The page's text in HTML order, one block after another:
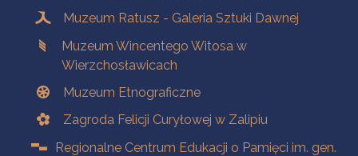
Muzeum Ratusz - Galeria Sztuki Dawnej
Muzeum Wincentego Witosa w
Wierzchosławicach
Muzeum Etnograficzne
Zagroda Felicji Curyłowej w Zalipiu
Regionalne Centrum Edukacji o Pamięci im. gen.